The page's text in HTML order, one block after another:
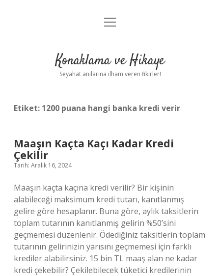
Anasayfa
Yasal Uyarı
menüyü
Konaklama ve Hikaye
Seyahat anılarına ilham veren fikirler!
Etiket: 1200 puana hangi banka kredi verir
Maaşın Kaçta Kaçı Kadar Kredi
Çekilir
Tarih: Aralık 16, 2024
Maaşın kaçta kaçına kredi verilir? Bir kişinin
alabileceği maksimum kredi tutarı, kanıtlanmış
gelire göre hesaplanır. Buna göre, aylık taksitlerin
toplam tutarının kanıtlanmış gelirin %50’sini
geçmemesi düzenlenir. Ödediğiniz taksitlerin toplam
tutarının gelirinizin yarısını geçmemesi için farklı
krediler alabilirsiniz. 15 bin TL maaş alan ne kadar
kredi çekebilir? Çekilebilecek tüketici kredilerinin